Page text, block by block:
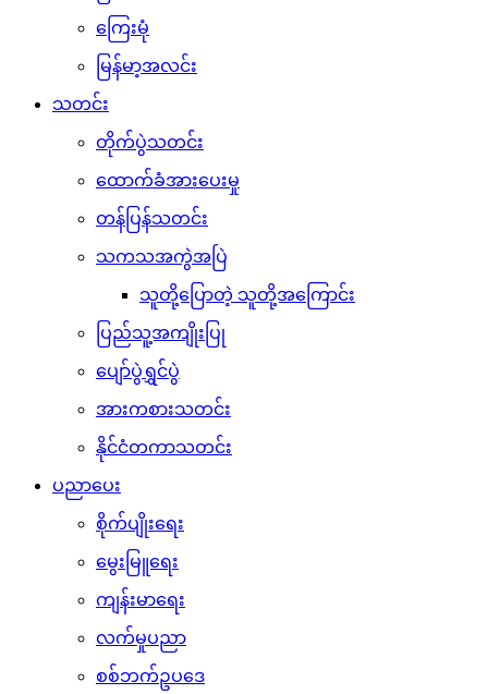
ကြေးမုံ
မြန်မာ့အလင်း
သတင်း
တိုက်ပွဲသတင်း
ထောက်ခံအားပေးမှု
တန်ပြန်သတင်း
သကသအကွဲအပြဲ
သူတို့ပြောတဲ့ သူတို့အကြောင်း
ပြည်သူ့အကျိုးပြု
ပျော်ပွဲရွှင်ပွဲ
အားကစားသတင်း
နိုင်ငံတကာသတင်း
ပညာပေး
စိုက်ပျိုးရေး
မွေးမြူရေး
ကျန်းမာရေး
လက်မှုပညာ
စစ်ဘက်ဥပဒေ